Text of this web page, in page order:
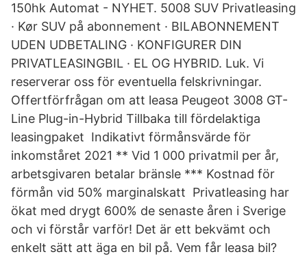
150hk Automat - NYHET. 5008 SUV Privatleasing
· Kør SUV på abonnement · BILABONNEMENT
UDEN UDBETALING · KONFIGURER DIN
PRIVATLEASINGBIL · EL OG HYBRID. Luk. Vi
reserverar oss för eventuella felskrivningar.
Offertförfrågan om att leasa Peugeot 3008 GT-
Line Plug-in-Hybrid Tillbaka till fördelaktiga
leasingpaket Indikativt förmånsvärde för
inkomståret 2021 ** Vid 1 000 privatmil per år,
arbetsgivaren betalar bränsle *** Kostnad för
förmån vid 50% marginalskatt Privatleasing har
ökat med drygt 600% de senaste åren i Sverige
och vi förstår varför! Det är ett bekvämt och
enkelt sätt att äga en bil på. Vem får leasa bil?